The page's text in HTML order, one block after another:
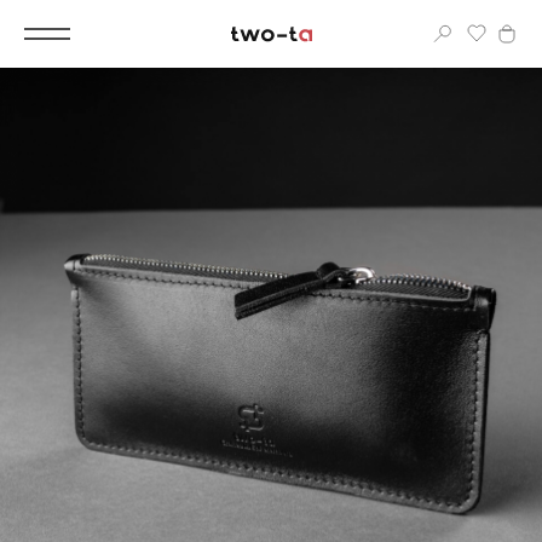
Новинки
Популярное
Женские сумки